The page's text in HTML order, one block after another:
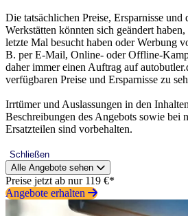
Die tatsächlichen Preise, Ersparnisse
Werkstätten könnten sich geändert
letzte Mal besucht haben oder Werbung
B. per E-Mail, Online- oder Offline-
daher immer einen Auftrag auf
verfügbaren Preise und Ersparnisse zu
Irrtümer und Auslassungen in den
Beschreibungen des Angebots sowie bei
Ersatzteilen sind vorbehalten.
Schließen
Alle Angebote sehen
Preise jetzt ab nur 119 €*
Angebote erhalten